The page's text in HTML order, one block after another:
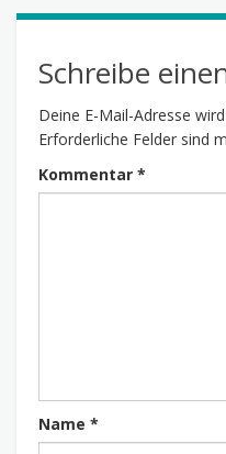
Schreibe
Deine E-Mail-Adresse
Erforderliche Felder sind
Kommentar *
Name *